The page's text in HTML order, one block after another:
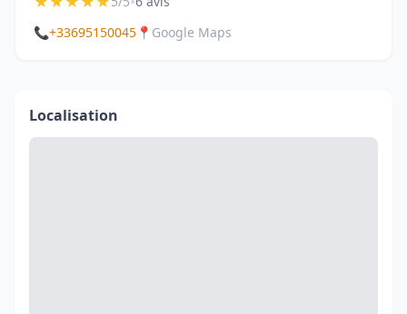
📞+33695150045 📍 Google Maps
Localisation